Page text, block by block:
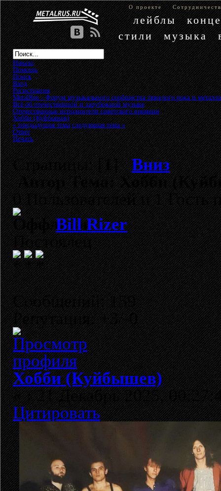
О проекте
лейблы
стили
музыка
Начало
Помощь
Поиск
Вход
Регистрация
MetalRus - Форум музыкального сообщества тяжелого рока и металла
Всё об отечественной и зарубежной музыке»
Отечественные исполнители советского времени»
Хобби (Куйбышев)
« предыдущая тема следующая тема »
Ответ
Печать
Страницы: [1]Вниз
АвторТема: Хобби
0 Пользователей и 1 Гость
Bill Rizer
Постоялец
Сообщений: 159
Репутация: +3/-0
Хобби (Куйбышев)
«:21 Декабрь 2025,
Цитировать